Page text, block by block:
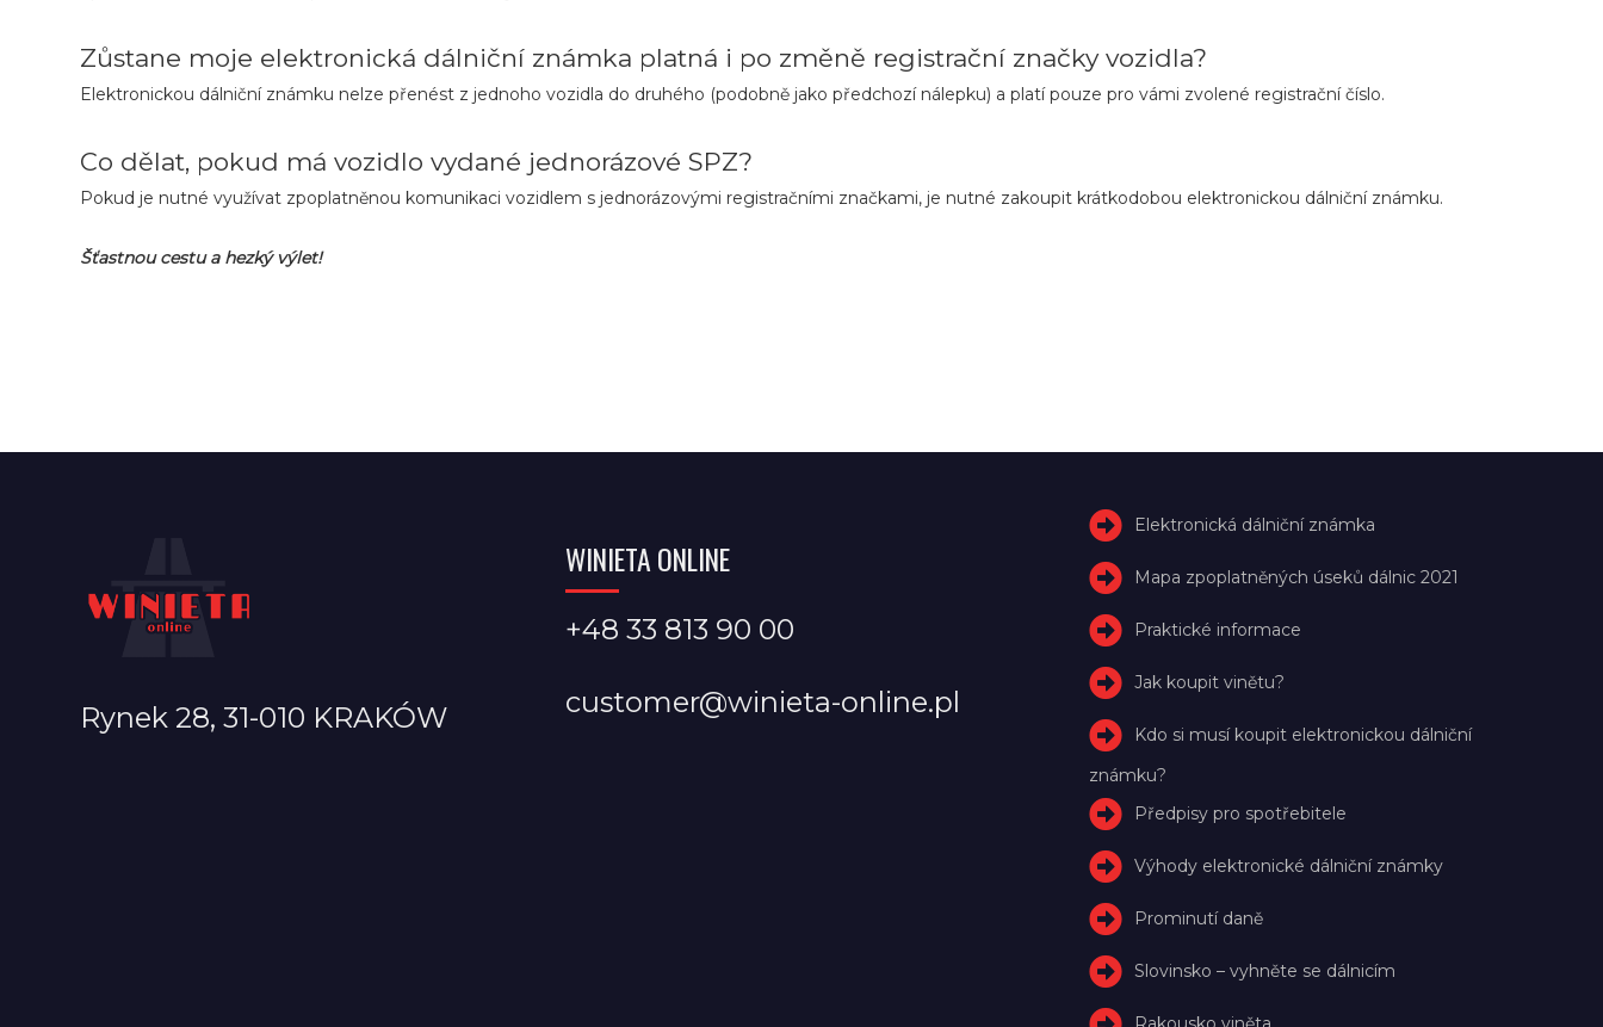
Zůstane moje elektronická dálniční známka platná i po změně registrační značky vozidla?
Elektronickou dálniční známku nelze přenést z jednoho vozidla do druhého (podobně jako předchozí nálepku) a platí pouze pro vámi zvolené registrační číslo.
Co dělat, pokud má vozidlo vydané jednorázové SPZ?
Pokud je nutné využívat zpoplatněnou komunikaci vozidlem s jednorázovými registračními značkami, je nutné zakoupit krátkodobou elektronickou dálniční známku.
Šťastnou cestu a hezký výlet!
Rynek 28, 31-010 KRAKÓW
WINIETA ONLINE
+48 33 813 90 00
customer@winieta-online.pl
Elektronická dálniční známka
Mapa zpoplatněných úseků dálnic 2021
Praktické informace
Jak koupit vinětu?
Kdo si musí koupit elektronickou dálniční
známku?
Předpisy pro spotřebitele
Výhody elektronické dálniční známky
Prominutí daně
Slovinsko – vyhněte se dálnicím